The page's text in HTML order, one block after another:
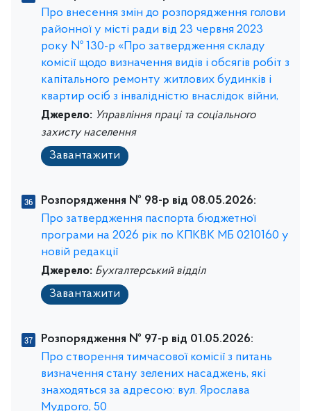
Про внесення змін до розпорядження голови
районної у місті ради від 23 червня 2023
року № 130-р «Про затвердження складу
комісії щодо визначення видів і обсягів робіт з
капітального ремонту житлових будинків і
квартир осіб з інвалідністю внаслідок війни,
Джерело: Управління праці та соціального
захисту населення
Завантажити
Розпорядження № 98-р від 08.05.2026:
Про затвердження паспорта бюджетної
програми на 2026 рік по КПКВК МБ 0210160 у
новій редакції
Джерело: Бухгалтерський відділ
Завантажити
Розпорядження № 97-р від 01.05.2026:
Про створення тимчасової комісії з питань
визначення стану зелених насаджень, які
знаходяться за адресою: вул. Ярослава
Мудрого, 50